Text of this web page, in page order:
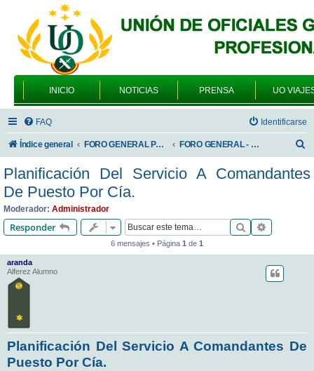
INICIO NOTICIAS PRENSA UO
FAQ Identificarse
Índice general FORO GENERAL PARA TODOS LOS USUARIOS FORO GENERAL - TEMAS PROFESIONALES
s
Planificación Del Servicio A Comandantes
De Puesto Por Cía.
Moderador: Administrador
Responder Buscar
6 mensajes • Página 1 de 1
aranda
Alferez Alumno
Planificación Del Servicio A Comandantes De
Puesto Por Cía.